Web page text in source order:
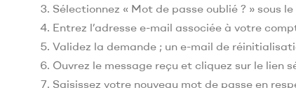
Sélectionnez « Mot de passe oublié ? » sous
Entrez l’adresse e-mail associée à votre
Validez la demande ; un e-mail de
Ouvrez le message reçu et cliquez sur le lien
Saisissez votre nouveau mot de passe en